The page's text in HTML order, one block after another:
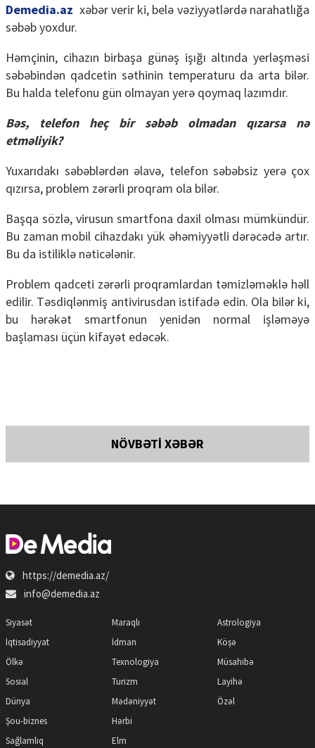
Demedia.az xəbər verir ki, belə vəziyyətlərdə narahatlığa
səbəb yoxdur.
Həmçinin, cihazın birbaşa günəş işığı altında yerləşməsi
səbəbindən qadcetin səthinin temperaturu da arta bilər.
Bu halda telefonu gün olmayan yerə qoymaq lazımdır.
Bəs, telefon heç bir səbəb olmadan qızarsa nə
etməliyik?
Yuxarıdakı səbəblərdən əlavə, telefon səbəbsiz yerə çox
qızırsa, problem zərərli proqram ola bilər.
Başqa sözlə, virusun smartfona daxil olması mümkündür.
Bu zaman mobil cihazdakı yük əhəmiyyətli dərəcədə artır.
Bu da istiliklə nəticələnir.
Problem qadceti zərərli proqramlardan təmizləməklə həll
edilir. Təsdiqlənmiş antivirusdan istifadə edin. Ola bilər ki,
bu hərəkət smartfonun yenidən normal işləməyə
başlaması üçün kifayət edəcək.
NÖVBƏTİ XƏBƏR
https://demedia.az/
info@demedia.az
Siyasət
İqtisadiyyat
Ölkə
Sosial
Dünya
Şou-biznes
Sağlamlıq
Maraqlı
İdman
Texnologiya
Turizm
Mədəniyyət
Hərbi
Elm
Astrologiya
Köşə
Müsahibə
Layihə
Özəl